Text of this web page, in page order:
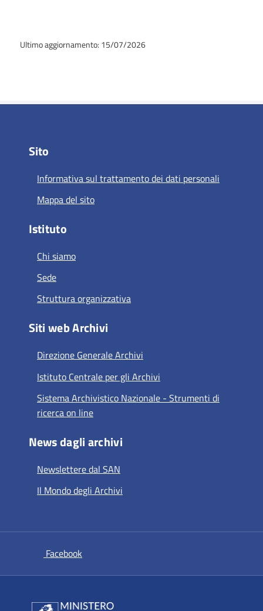
Ultimo aggiornamento: 15/07/2026
Sito
Informativa sul trattamento dei dati personali
Mappa del sito
Istituto
Chi siamo
Sede
Struttura organizzativa
Siti web Archivi
Direzione Generale Archivi
Istituto Centrale per gli Archivi
Sistema Archivistico Nazionale - Strumenti di
ricerca on line
News dagli archivi
Newslettere dal SAN
Il Mondo degli Archivi
Facebook